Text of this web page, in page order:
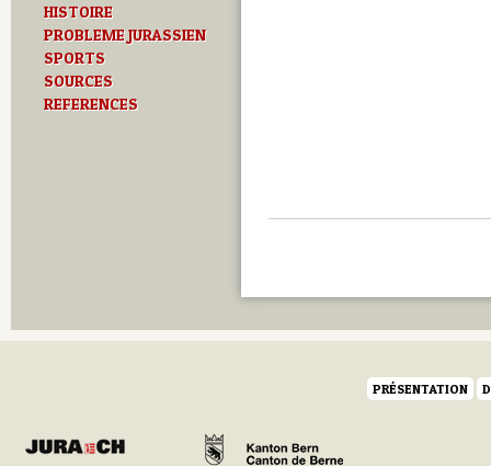
HISTOIRE
PROBLEME JURASSIEN
SPORTS
SOURCES
REFERENCES
PRÉSENTATION